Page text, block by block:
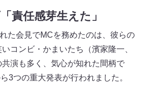
責任感芽生えた」
た会見でMCを務めたのは、彼らの
コンビ・かまいたち（濱家隆一、
演も多く、気心が知れた間柄で
3つの重大発表が行われました。